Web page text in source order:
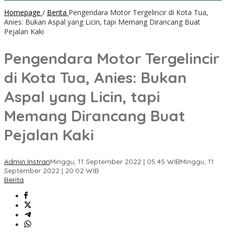
Homepage / Berita Pengendara Motor Tergelincir di Kota Tua,
Anies: Bukan Aspal yang Licin, tapi Memang Dirancang Buat
Pejalan Kaki
Pengendara Motor Tergelincir
di Kota Tua, Anies: Bukan
Aspal yang Licin, tapi
Memang Dirancang Buat
Pejalan Kaki
Admin InstranMinggu, 11 September 2022 | 05:45 WIBMinggu, 11
September 2022 | 20:02 WIB
Berita